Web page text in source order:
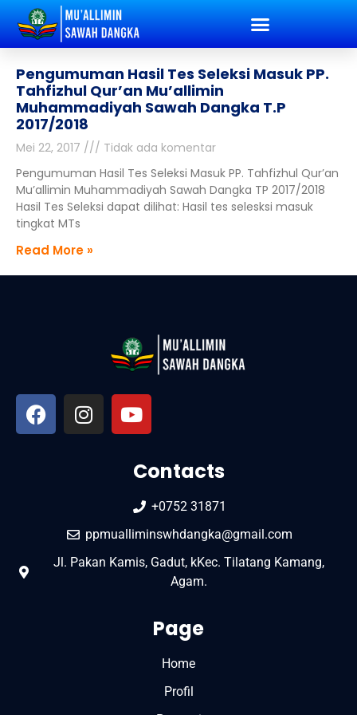
Pengumuman Hasil Tes Seleksi Masuk PP.
Tahfizhul Qur’an Mu’allimin
Muhammadiyah Sawah Dangka T.P
2017/2018
Mei 22, 2017
Tidak ada komentar
Pengumuman Hasil Tes Seleksi Masuk PP. Tahfizhul Qur’an
Mu’allimin Muhammadiyah Sawah Dangka TP 2017/2018
Hasil Tes Seleksi dapat dilihat: Hasil tes selesksi masuk
tingkat MTs
Read More »
Contacts
+0752 31871
ppmualliminswhdangka@gmail.com
Jl. Pakan Kamis, Gadut, kKec. Tilatang Kamang,
Agam.
Page
Home
Profil